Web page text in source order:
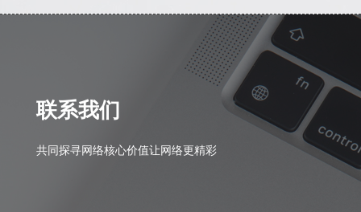
次数的。所以只要能给到准确的修改意见，是不会存在设
计一直不满意的情况。若初稿我司设计人员理解错误，相
差较大，我司愿意从头做起，之前的全部工作量我们愿意
自行承担。
联系我们
共同探寻网络核心价值让网络更精彩